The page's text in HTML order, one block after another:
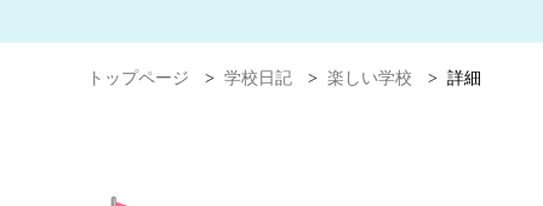
トップページ > 学校日記 > 楽しい学校 > 詳細